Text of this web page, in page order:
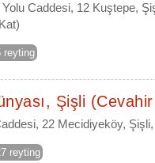
Caddesi, 12 Kuştepe,
reyting
Şişli
22 Mecidiyeköy,
reyting